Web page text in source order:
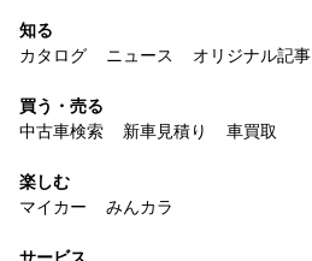
知る
カタログ
ニュース オリジナル記事
買う・売る
中古車検索
新車見積り 車買取
楽しむ
マイカー
みんカラ
サービス